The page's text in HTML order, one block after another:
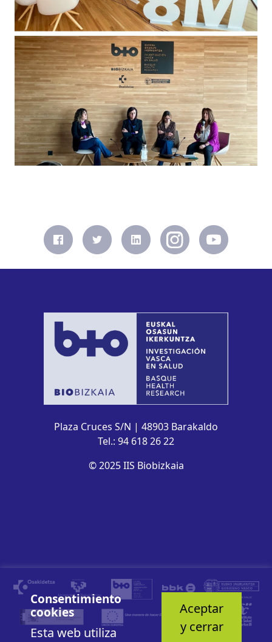
Plaza Cruces S/N | 48903 Barakaldo
Tel.: 94 618 26 22
© 2025 IIS Biobizkaia
Consentimiento
cookies
Esta web utiliza
Aceptar
y cerrar